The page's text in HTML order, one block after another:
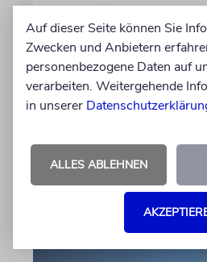
Felix Schotland, Vorstand
Gemeinde Köln, an WDR-
Programmdirektorin
gewandt. Wir
im Wortlaut
von Felix Schotland
Auf dieser Seite können Sie
Zwecken und Anbietern
personenbezogene Daten auf
verarbeiten. Weitergehende
in unserer
ALLES ABLEHNEN